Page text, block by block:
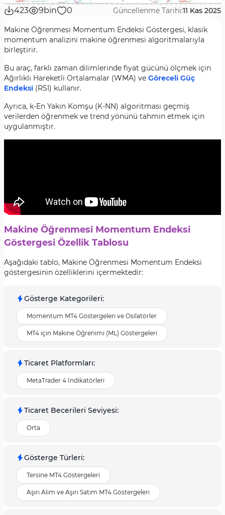
423 9bin 0 Güncellenme Tarihi:11 Kas 2025
Makine Öğrenmesi Momentum Endeksi Göstergesi, klasik
momentum analizini makine öğrenmesi algoritmalarıyla
birleştirir.
Bu araç, farklı zaman dilimlerinde fiyat gücünü ölçmek için
Ağırlıklı Hareketli Ortalamalar (WMA) ve Göreceli Güç
Endeksi (RSI) kullanır.
Ayrıca, k-En Yakın Komşu (K-NN) algoritması geçmiş
verilerden öğrenmek ve trend yönünü tahmin etmek için
uygulanmıştır.
Makine Öğrenmesi Momentum Endeksi
Göstergesi Özellik Tablosu
Aşağıdaki tablo, Makine Öğrenmesi Momentum Endeksi
göstergesinin özelliklerini içermektedir:
Gösterge Kategorileri:
Momentum MT4 Göstergeleri ve Osilatörler
MT4 için Makine Öğrenimi (ML) Göstergeleri
Ticaret Platformları:
MetaTrader 4 İndikatörleri
Ticaret Becerileri Seviyesi:
Orta
Gösterge Türleri:
Tersine MT4 Göstergeleri
Aşırı Alım ve Aşırı Satım MT4 Göstergeleri